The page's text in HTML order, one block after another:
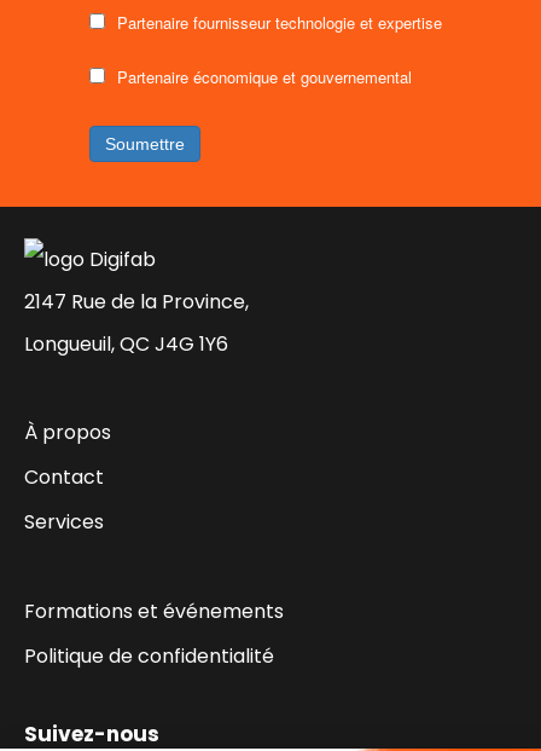
Partenaire fournisseur technologie et expertise
Partenaire économique et gouvernemental
2147 Rue de la Province,
Longueuil, QC J4G 1Y6
À propos
Contact
Services
Formations et événements
Politique de confidentialité
Suivez-nous